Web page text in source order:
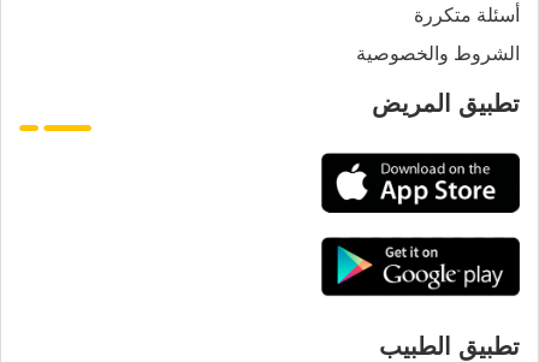
أسئلة متكررة
الشروط والخصوصية
تطبيق المريض
تطبيق الطبيب